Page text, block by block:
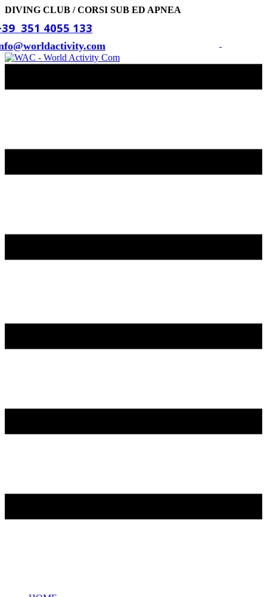
DIVING CLUB / CORSI SUB ED APNEA
​351 4055 133